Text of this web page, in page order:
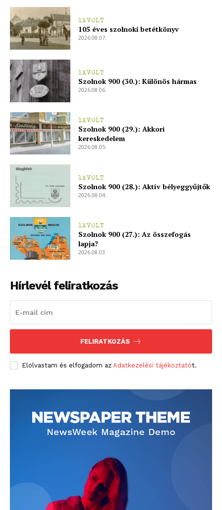
Előfizetés
Kapcsolat
Hirdetés
1XVOLT
105 éves szolnoki betétkönyv
2026.08.07.
1XVOLT
Szolnok 900 (30.): Különös hármas
2026.08.06.
1XVOLT
Szolnok 900 (29.): Akkori
kereskedelem
2026.08.05.
1XVOLT
Szolnok 900 (28.): Aktív bélyeggyűjtők
2026.08.04.
1XVOLT
Szolnok 900 (27.): Az összefogás
lapja?
2026.08.03.
Hírlevél feliratkozás
FELIRATKOZÁS
Elolvastam és elfogadom az Adatkezelési tájékoztatót.